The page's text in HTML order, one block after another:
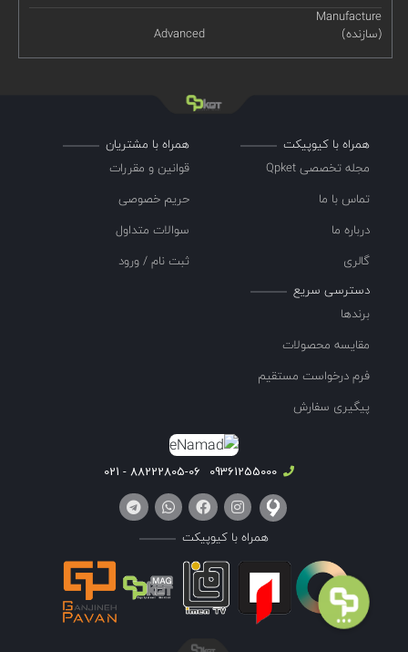
Manufacture
(سازنده)
Advanced
همراه با کیوپیکت
مجله تخصصی Qpket
تماس با ما
درباره ما
گالری
همراه با مشتریان
قوانین و مقررات
حریم خصوصی
سوالات متداول
ثبت نام / ورود
دسترسی سریع
برندها
مقایسه محصولات
فرم درخواست مستقیم
پیگیری سفارش
09361255000
88222805-06 - 021
همراه با کیوپیکت